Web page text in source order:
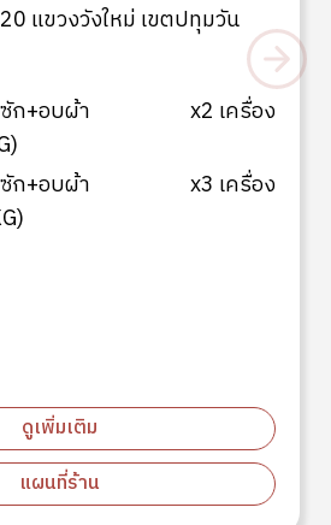
แขวงวังใหม่ เขตปทุมวัน
ก+อบผ้า
x2 เครื่อง
ก+อบผ้า
x3 เครื่อง
ดูเพิ่มเติม
แผนที่ร้าน